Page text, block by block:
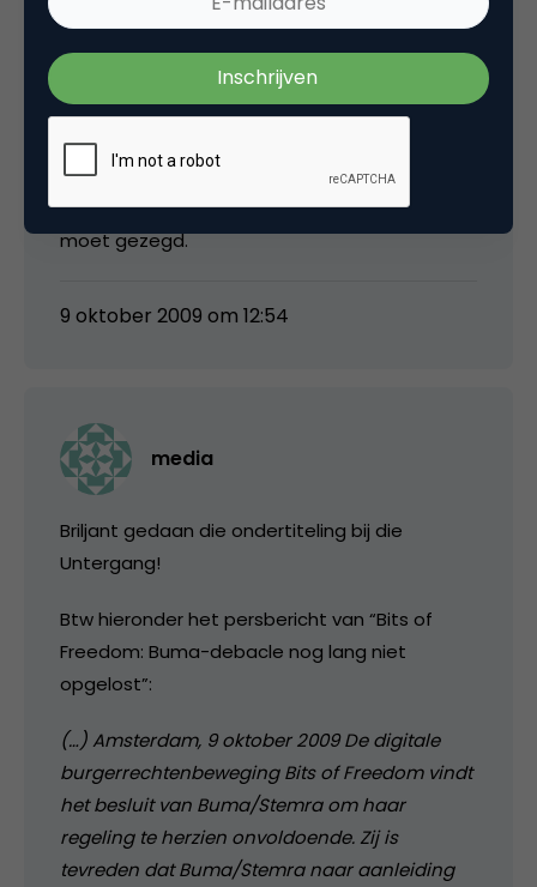
mgvandenbroek
@Bram: Ik ruik een follow-up verhaal!
Oeh, die Untergang Video. Knap gedaan,
moet gezegd.
9 oktober 2009 om 12:54
media
Briljant gedaan die ondertiteling bij die
Untergang!
Btw hieronder het persbericht van “Bits of
Freedom: Buma-debacle nog lang niet
opgelost”:
(…) Amsterdam, 9 oktober 2009 De digitale
burgerrechtenbeweging Bits of Freedom vindt
het besluit van Buma/Stemra om haar
regeling te herzien onvoldoende. Zij is
tevreden dat Buma/Stemra naar aanleiding